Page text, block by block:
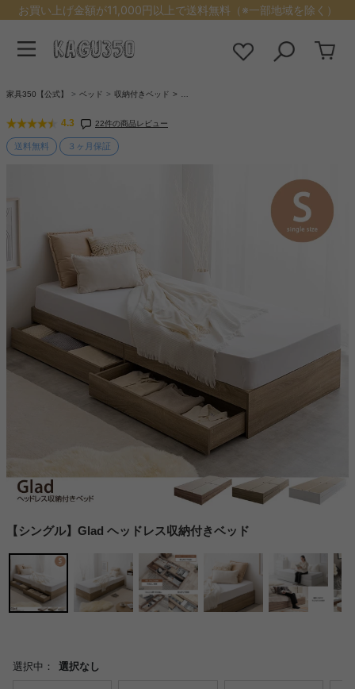
お買い上げ金額が11,000円以上で送料無料（※一部地域を除く）
家具350【公式】 ベッド 収納付きベッド
4.3 22件の商品レビュー
送料無料 ３ヶ月保証
【シングル】Glad ヘッドレス収納付きベッド
選択中： 選択なし